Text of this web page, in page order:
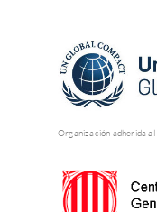
Organización adherida